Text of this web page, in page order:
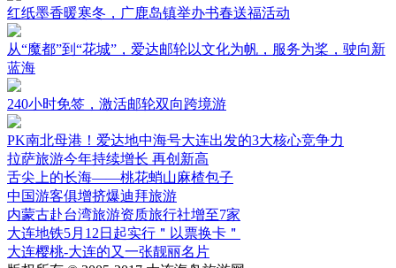
红纸墨香暖寒冬，广鹿岛镇举办书春送福活动
从“魔都”到“花城”，爱达邮轮以文化为帆，服务为桨，驶向新
蓝海
240小时免签，激活邮轮双向跨境游
PK南北母港！爱达地中海号大连出发的3大核心竞争力
拉萨旅游今年持续增长 再创新高
舌尖上的长海——桃花蛸山麻楂包子
中国游客俱增挤爆迪拜旅游
内蒙古赴台湾旅游资质旅行社增至7家
大连地铁5月12日起实行＂以票换卡＂
大连樱桃-大连的又一张靓丽名片